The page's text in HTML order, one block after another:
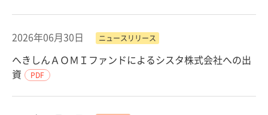
2026年06月30日 ニュースリリース
へきしんＡＯＭＩファンドによるシスタ株式会社への出
資
PDF